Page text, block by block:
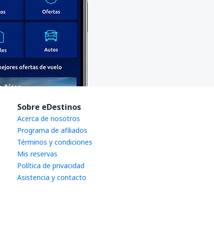
Sobre eDestinos
Acerca de nosotros
Programa de afiliados
Términos y condiciones
Mis reservas
Política de privacidad
Asistencia y contacto